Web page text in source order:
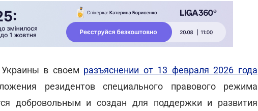
Украины в своем разъяснении от 13 февраля 2026 года
резидентов специального правового режима
добровольным и создан для поддержки и развития